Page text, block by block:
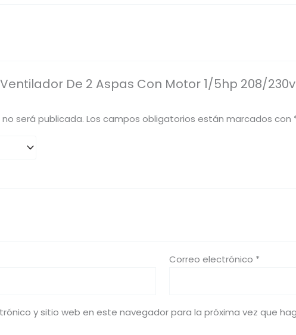
De 2 Aspas Con Motor 1/5hp 208/
será publicada. Los campos obligatorios están marcados con
Correo electrónico *
y sitio web en este navegador para la próxima vez que